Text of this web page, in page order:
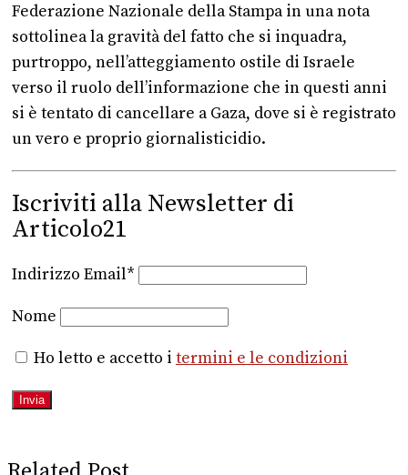
Federazione Nazionale della Stampa in una nota
sottolinea la gravità del fatto che si inquadra,
purtroppo, nell’atteggiamento ostile di Israele
verso il ruolo dell’informazione che in questi anni
si è tentato di cancellare a Gaza, dove si è registrato
un vero e proprio giornalisticidio.
Iscriviti alla Newsletter di
Articolo21
Indirizzo Email*
Nome
Ho letto e accetto i termini e le condizioni